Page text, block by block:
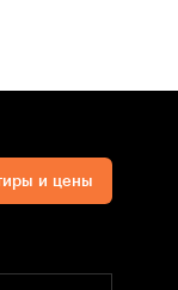
и цены